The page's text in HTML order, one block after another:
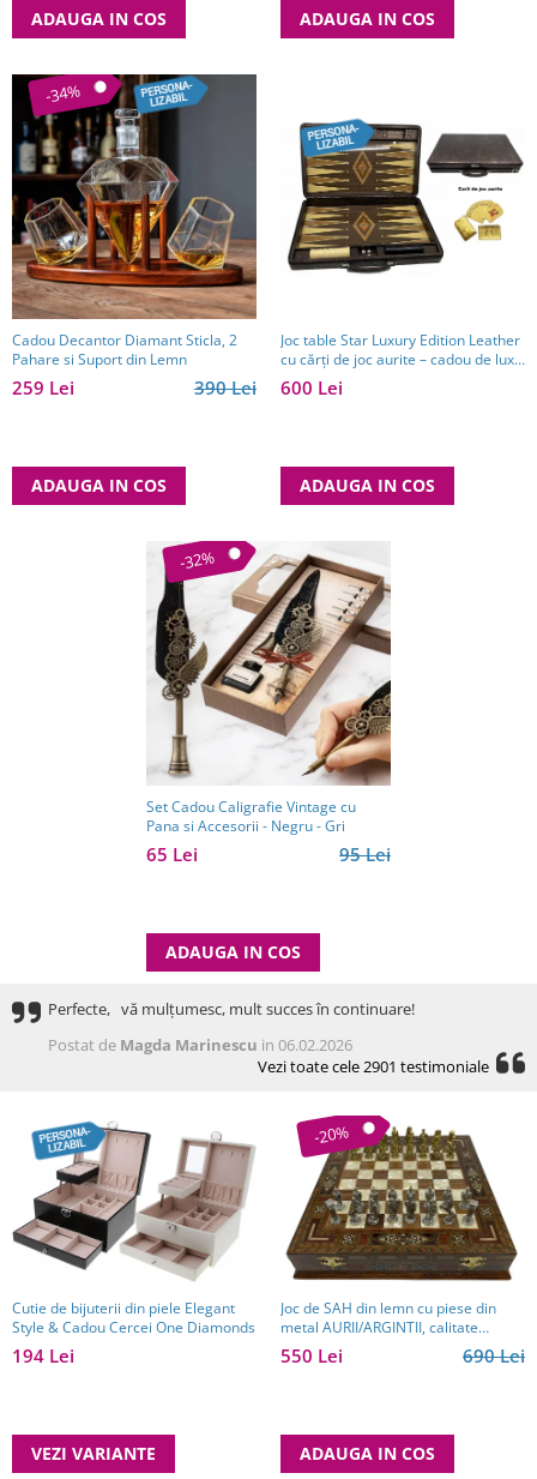
ADAUGA IN COS ADAUGA IN COS
-34%
Cadou Decantor Diamant Sticla, 2
Pahare si Suport din Lemn
390 Lei
259 Lei
ADAUGA IN COS
Joc table Star Luxury Edition Leather
cu cărți de joc aurite – cadou de lux
pentru bărbați
600 Lei
ADAUGA IN COS
-32%
Set Cadou Caligrafie Vintage cu
Pana si Accesorii - Negru - Gri
95 Lei
65 Lei
ADAUGA IN COS
Perfecte, vă mulțumesc, mult succes în continuare!
Postat de Magda Marinescu in 06.02.2026
Vezi toate cele 2901 testimoniale
Cutie de bijuterii din piele Elegant
Style & Cadou Cercei One Diamonds
194 Lei
VEZI VARIANTE
-20%
Joc de SAH din lemn cu piese din
metal AURII/ARGINTII, calitate
premium
690 Lei
550 Lei
ADAUGA IN COS